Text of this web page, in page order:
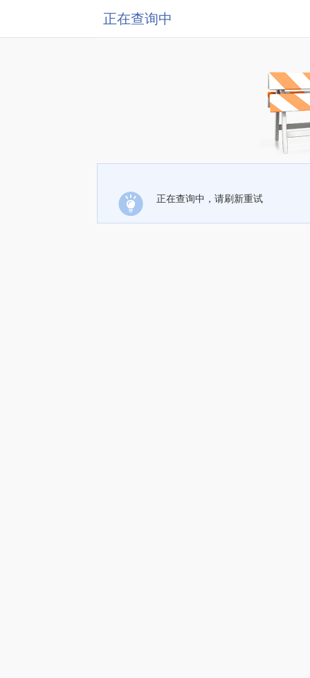
正在查询中
正在查询中，请刷新重试